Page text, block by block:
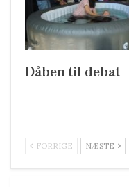
Dåben til debat
FORRIGE NÆSTE